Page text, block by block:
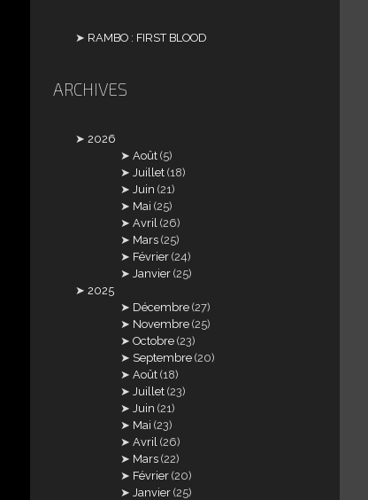
RAMBO : FIRST BLOOD
ARCHIVES
2026
Août (5)
Juillet (18)
Juin (21)
Mai (25)
Avril (26)
Mars (25)
Février (24)
Janvier (25)
2025
Décembre (27)
Novembre (25)
Octobre (23)
Septembre (20)
Août (18)
Juillet (23)
Juin (21)
Mai (23)
Avril (26)
Mars (22)
Février (20)
Janvier (25)